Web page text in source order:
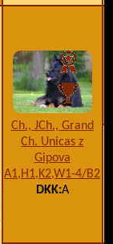
Ch., JCh., Grand
Ch. Unicas z
Gipova
A1,H1,K2,W1-4/B2
DKK:A